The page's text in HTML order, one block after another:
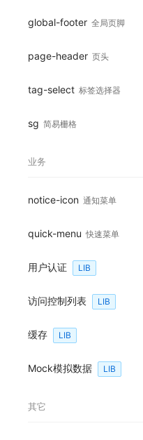
global-footer 全局页脚
page-header 页头
tag-select 标签选择器
sg 简易栅格
业务
notice-icon 通知菜单
quick-menu 快速菜单
用户认证 LIB
访问控制列表 LIB
缓存 LIB
Mock模拟数据 LIB
其它